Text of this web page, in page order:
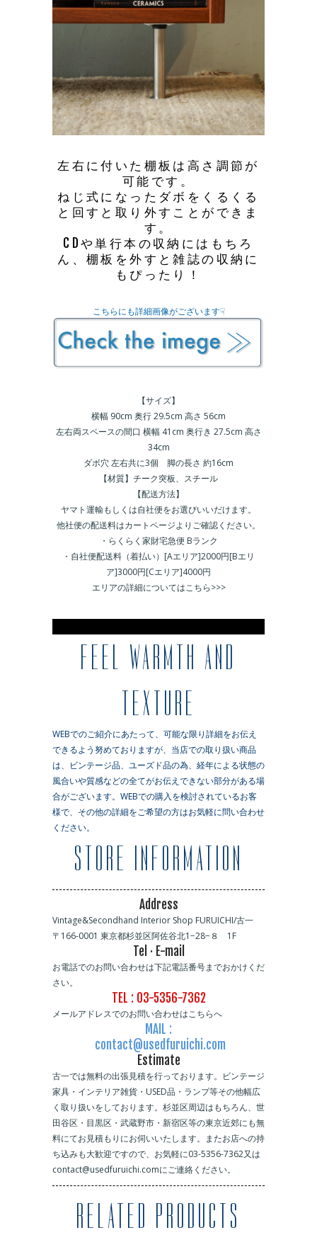
左右に付いた棚板は高さ調節が
可能です。
ねじ式になったダボをくるくる
と回すと取り外すことができま
す。
CDや単行本の収納にはもちろ
ん、棚板を外すと雑誌の収納に
もぴったり！
こちらにも詳細画像がございます☟
【サイズ】
横幅 90cm 奥行 29.5cm 高さ 56cm
左右両スペースの間口 横幅 41cm 奥行き 27.5cm 高さ
34cm
ダボ穴 左右共に3個 脚の長さ 約16cm
【材質】チーク突板、スチール
【配送方法】
ヤマト運輸もしくは自社便をお選びいいだけます。
他社便の配送料はカートページよりご確認ください。
・らくらく家財宅急便 Bランク
・自社便配送料（着払い）[Aエリア]2000円[Bエリ
ア]3000円[Cエリア]4000円
エリアの詳細についてはこちら>>>
FEEL WARMTH AND
TEXTURE
WEBでのご紹介にあたって、可能な限り詳細をお伝え
できるよう努めておりますが、当店での取り扱い商品
は、ビンテージ品、ユーズド品の為、経年による状態の
風合いや質感などの全てがお伝えできない部分がある場
合がございます。WEBでの購入を検討されているお客
様で、その他の詳細をご希望の方はお気軽に問い合わせ
ください。
STORE INFORMATION
Address
Vintage&Secondhand Interior Shop FURUICHI/古一
〒166-0001 東京都杉並区阿佐谷北1−28−８ 1F
Tel · E-mail
お電話でのお問い合わせは下記電話番号までおかけくだ
さい。
TEL : 03-5356-7362
メールアドレスでのお問い合わせはこちらへ
MAIL :
contact@usedfuruichi.com
Estimate
古一では無料の出張見積を行っております。ビンテージ
家具・インテリア雑貨・USED品・ランプ等その他幅広
く取り扱いをしております。杉並区周辺はもちろん、世
田谷区・目黒区・武蔵野市・新宿区等の東京近郊にも無
料にてお見積もりにお伺いいたします。またお店への持
ち込みも大歓迎ですので、お気軽に03-5356-7362又は
contact@usedfuruichi.comにご連絡ください。
RELATED PRODUCTS